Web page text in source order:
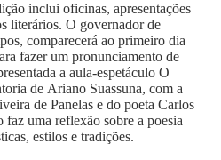
inclui oficinas, apresentações
literários. O governador de
comparecerá ao primeiro dia
fazer um pronunciamento de
a aula-espetáculo O
de Ariano Suassuna, com a
de Panelas e do poeta Carlos
uma reflexão sobre a poesia
estilos e tradições.